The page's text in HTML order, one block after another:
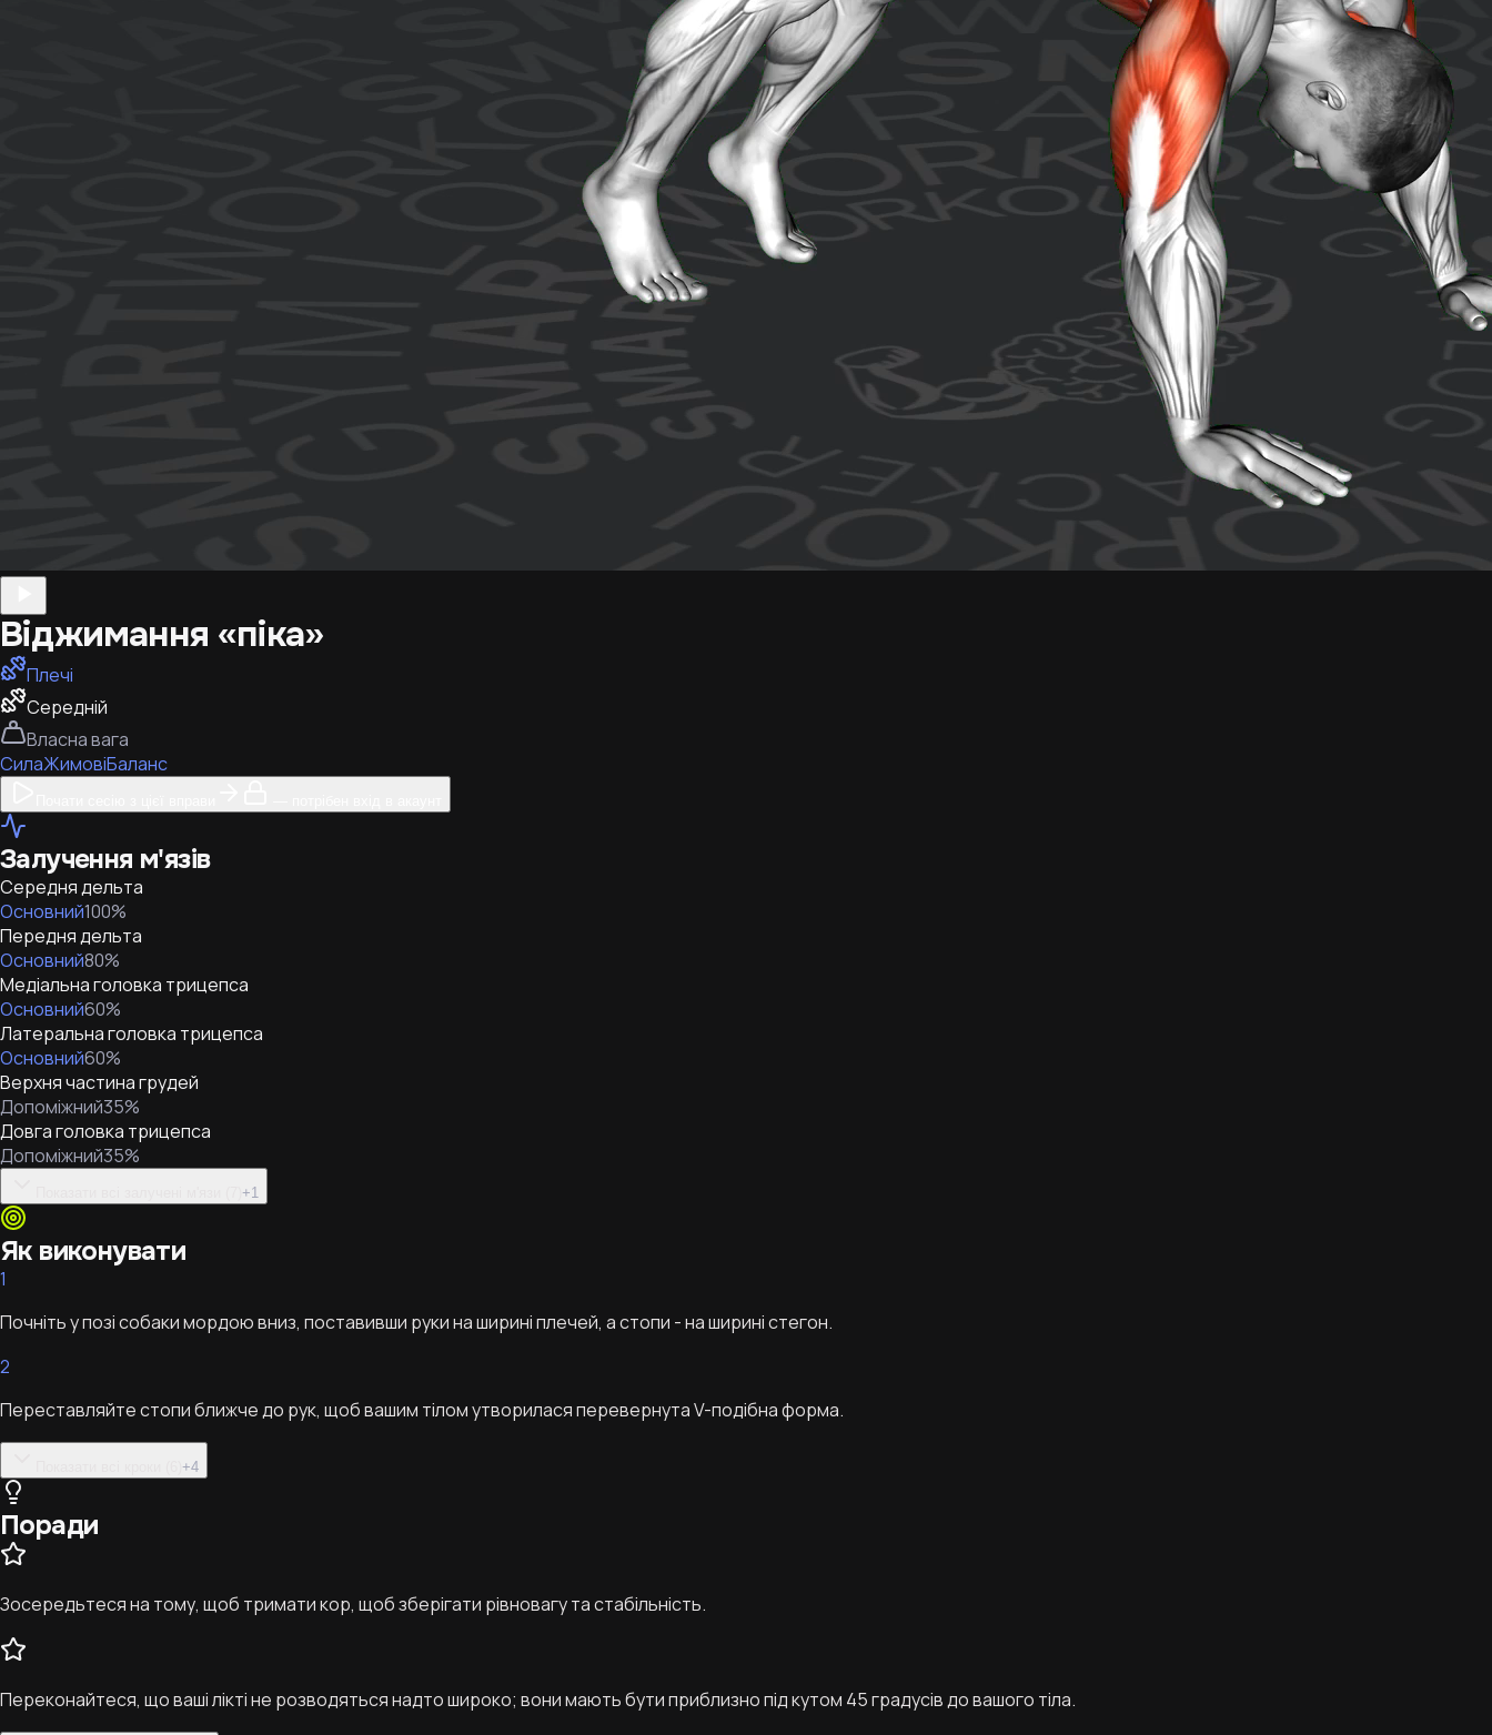
Віджимання «піка»
Плечі
Середній
Власна вага
СилаЖимовіБаланс
Залучення м'язів
Середня дельта
Основний100%
Передня дельта
Основний80%
Медіальна головка трицепса
Основний60%
Латеральна головка трицепса
Основний60%
Верхня частина грудей
Допоміжний35%
Довга головка трицепса
Допоміжний35%
+1
Як виконувати
1
Почніть у позі собаки мордою вниз, поставивши руки на ширині плечей, а стопи - на ширині стегон.
2
Переставляйте стопи ближче до рук, щоб вашим тілом утворилася перевернута V-подібна форма.
+4
Поради
Зосередьтеся на тому, щоб тримати кор, щоб зберігати рівновагу та стабільність.
Переконайтеся, що ваші лікті не розводяться надто широко; вони мають бути приблизно під кутом 45 градусів до вашого тіла.